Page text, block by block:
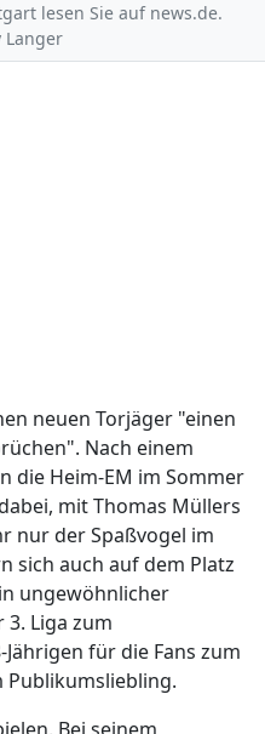
lesen Sie auf news.de.
neuen Torjäger "einen
Nach einem
die Heim-EM im Sommer
mit Thomas Müllers
nur der Spaßvogel im
sich auch auf dem Platz
ungewöhnlicher
Liga zum
für die Fans zum
Publikumsliebling.